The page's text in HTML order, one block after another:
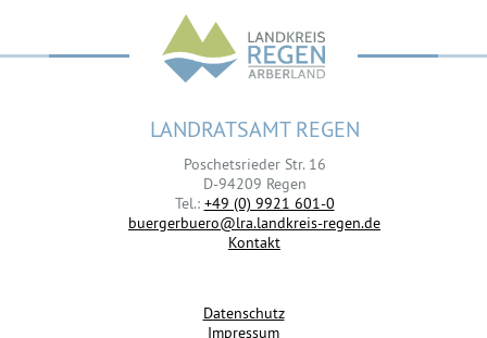
LANDRATSAMT REGEN
Poschetsrieder Str. 16
D-94209 Regen
Tel.: +49 (0) 9921 601-0
buergerbuero@lra.landkreis-regen.de
Kontakt
Datenschutz
Impressum